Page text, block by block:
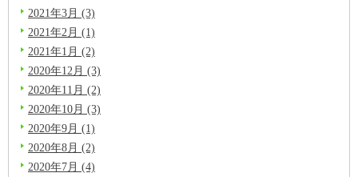
2021年3月 (3)
2021年2月 (1)
2021年1月 (2)
2020年12月 (3)
2020年11月 (2)
2020年10月 (3)
2020年9月 (1)
2020年8月 (2)
2020年7月 (4)